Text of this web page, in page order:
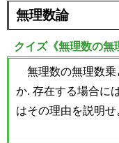
無理数論
クイズ《無理数の無
無理数の無理数乗
か. 存在する場合に
はその理由を説明せ